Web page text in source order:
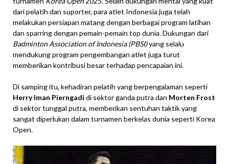
dari pelatih dan suporter, para atlet Indonesia juga telah
melakukan persiapan matang dengan berbagai program latihan
dan sparring dengan pemain-pemain top dunia. Dukungan dari
Badminton Association of Indonesia (PBSI)yang selalu
mendukung program pengembangan atlet juga turut
memberikan kontribusi besar terhadap pencapaian ini.
Di samping itu, kehadiran pelatih yang berpengalaman seperti
Herry Iman Pierngadi di sektor ganda putra dan Morten Frost
di sektor tunggal putra, memberikan sentuhan taktik yang
sangat diperlukan dalam turnamen berkelas dunia seperti Korea
Open.